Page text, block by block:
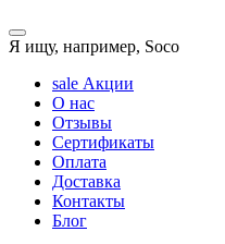
Я ищу, например, Soco
sale Акции
О нас
Отзывы
Сертификаты
Оплата
Доставка
Контакты
Блог